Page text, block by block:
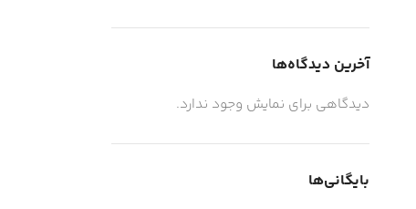
آخرین دیدگاه‌ها
دیدگاهی برای نمایش وجود ندارد.
بایگانی‌ها